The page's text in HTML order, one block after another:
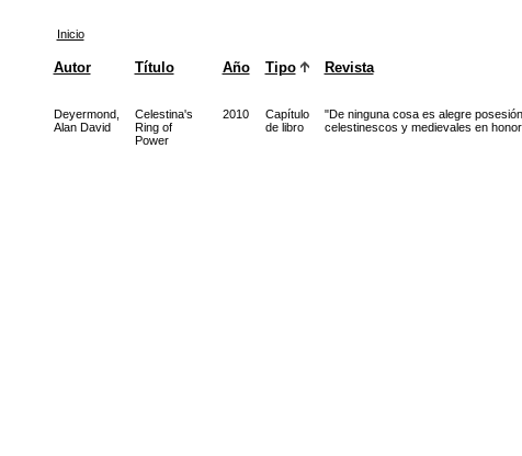
Inicio
Autor Título Año Tipo Revista
Deyermond,
Alan David
Celestina's
Ring of
Power
2010
Capítulo
de libro
"De ninguna cosa es alegre
celestinescos y medievales en